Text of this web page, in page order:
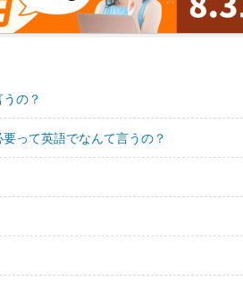
の？
って英語でなんて言うの？